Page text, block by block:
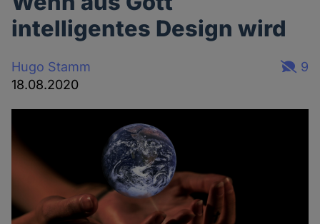
intelligentes Design wird
Hugo Stamm
18.08.2020
9